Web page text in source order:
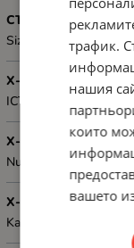
СЪВМЕСТИМОСТ
Size: 19" rack cabinets
Х-КА 2
ICT Height: 1U
Х-КА 3
Number of ports: 24
Х-КА 4
Kategorie ICT: Cat. 6
трафик.
нашия
които
вашето